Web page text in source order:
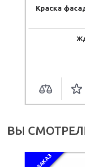
в/д MGF Eco
ОЖИДАЕТСЯ
ВЫ